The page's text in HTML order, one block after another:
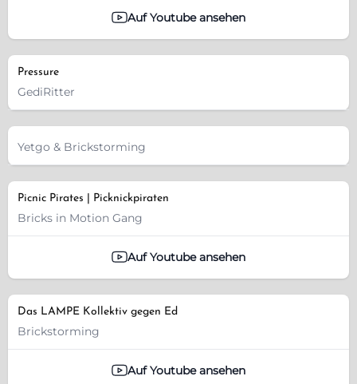
Auf Youtube ansehen
Pressure
GediRitter
Yetgo & Brickstorming
Picnic Pirates | Picknickpiraten
Bricks in Motion Gang
Auf Youtube ansehen
Das LAMPE Kollektiv gegen Ed
Brickstorming
Auf Youtube ansehen